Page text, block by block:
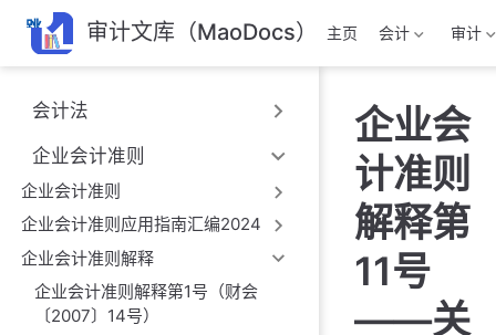
跳
至
主
內
容
审计文库（MaoDocs） 主页 会计 审计
会计法
企业会计准则
企业会计准则
企业会计准则应用指南汇编2024
企业会计准则解释
企业会计准则解释第1号（财会
〔2007〕14号）
企业会
计准则
解释第
11号
——关